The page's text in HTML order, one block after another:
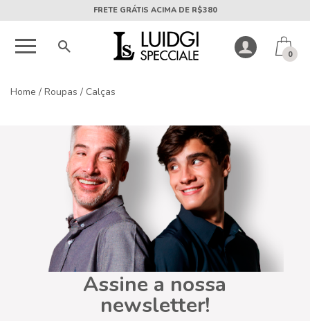
FRETE GRÁTIS ACIMA DE R$380
0
Home / Roupas / Calças
Assine a nossa
newsletter!